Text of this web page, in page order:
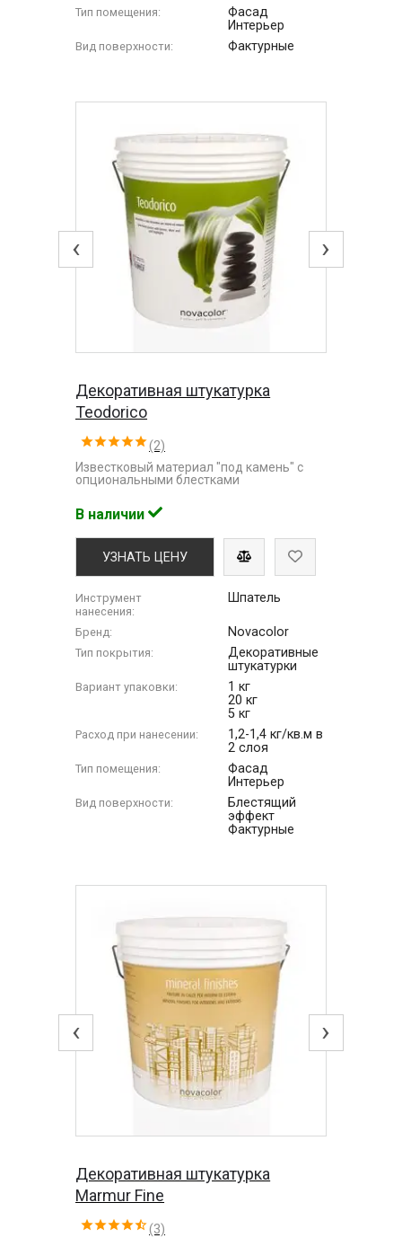
Тип помещения:
Фасад
Интерьер
Вид поверхности: Фактурные
‹ ›
Декоративная штукатурка
Teodorico
(2)
Известковый материал "под камень" с
опциональными блестками
В наличии
УЗНАТЬ ЦЕНУ
Инструмент
нанесения:
Шпатель
Бренд: Novacolor
Тип покрытия:
Декоративные
штукатурки
Вариант упаковки:
1 кг
20 кг
5 кг
Расход при нанесении:
1,2-1,4 кг/кв.м в
2 слоя
Тип помещения:
Фасад
Интерьер
Вид поверхности:
Блестящий
эффект
Фактурные
‹ ›
Декоративная штукатурка
Marmur Fine
(3)